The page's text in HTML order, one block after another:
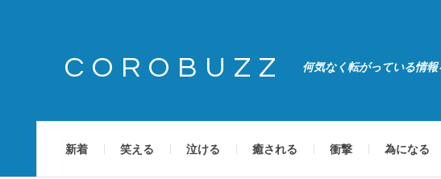
COROBUZZ 何気なく転がっている情
新着 笑える 泣ける 癒される 衝撃 為になる